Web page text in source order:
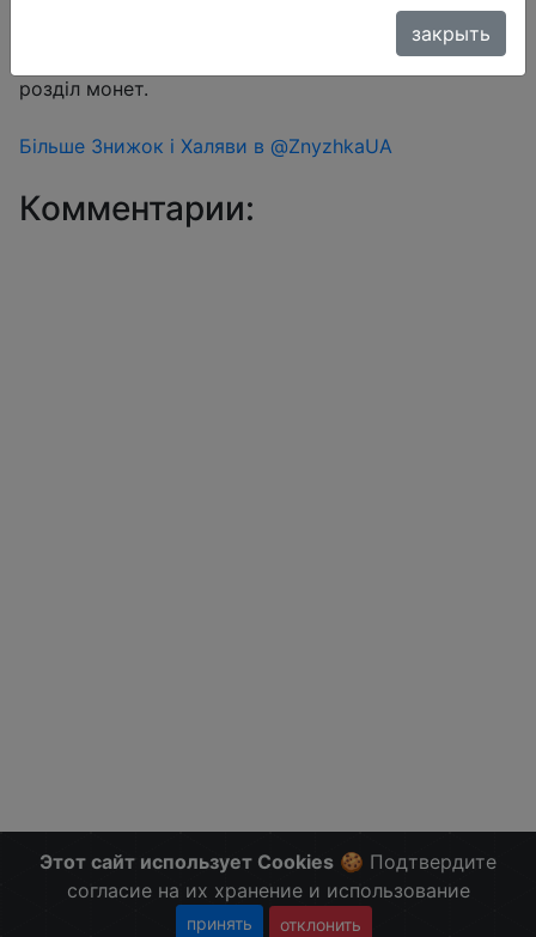
Знижка монетками 89 Coins у додатку через
розділ монет.
Більше Знижок і Халяви в @ZnyzhkaUA
Комментарии:
Этот сайт использует Cookies 🍪 Подтвердите
согласие на их хранение и использование
принять отклонить
закрыть